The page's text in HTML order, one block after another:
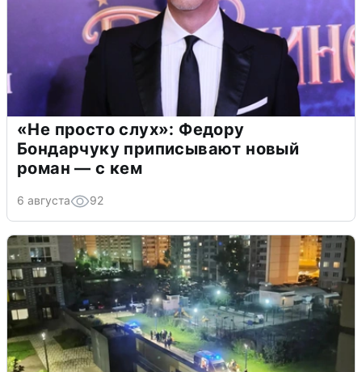
«Не просто слух»: Федору
Бондарчуку приписывают новый
роман — с кем
6 августа 92